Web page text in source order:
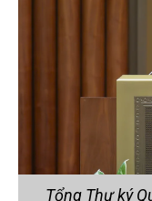
Tổng Thư ký